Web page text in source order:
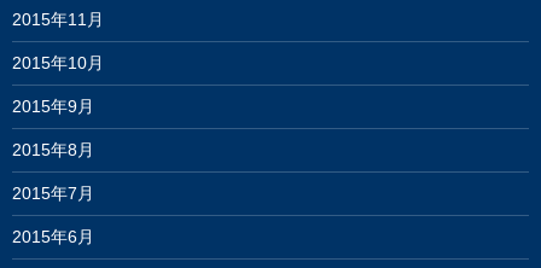
2015年11月
2015年10月
2015年9月
2015年8月
2015年7月
2015年6月